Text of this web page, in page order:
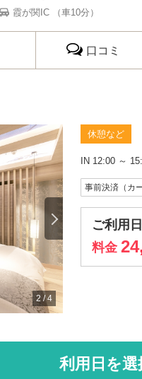
霞が関IC （車10分）
口コミ
2 /4
休憩など
IN 12:00 ～
事前決済（カー
ご利用
料金
利用日を